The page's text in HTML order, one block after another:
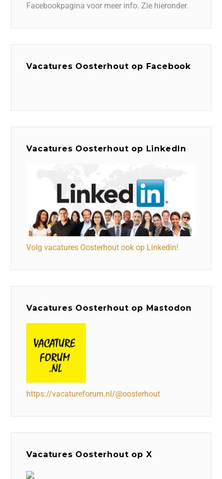
Facebookpagina voor meer info. Zie hieronder.
Vacatures Oosterhout op Facebook
Vacatures Oosterhout op LinkedIn
Volg vacatures Oosterhout ook op Linkedin!
Vacatures Oosterhout op Mastodon
https://vacatureforum.nl/@oosterhout
Vacatures Oosterhout op X